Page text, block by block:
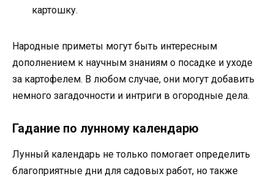
картошку.
Народные приметы могут быть интересным
дополнением к научным знаниям о посадке и уходе
за картофелем. В любом случае, они могут добавить
немного загадочности и интриги в огородные дела.
Гадание по лунному календарю
Лунный календарь не только помогает определить
благоприятные дни для садовых работ, но также